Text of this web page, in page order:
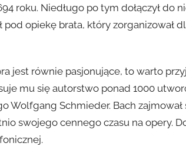
roku. Niedługo po tym dołączył do
opiekę brata, który zorganizował
jest równie pasjonujące, to warto
mu się autorstwo ponad 1000
Wolfgang Schmieder. Bach
swojego cennego czasu na opery.